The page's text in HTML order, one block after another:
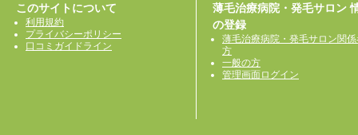
このサイトについて
利用規約
プライバシーポリシー
口コミガイドライン
薄毛治療病院・発毛サロン
の登録
薄毛治療病院・発毛サロン関
方
一般の方
管理画面ログイン